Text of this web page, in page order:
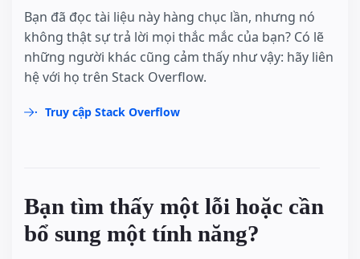
Bạn đã đọc tài liệu này hàng chục lần, nhưng nó
không thật sự trả lời mọi thắc mắc của bạn? Có lẽ
những người khác cũng cảm thấy như vậy: hãy liên
hệ với họ trên Stack Overflow.
Truy cập Stack Overflow
Bạn tìm thấy một lỗi hoặc cần
bổ sung một tính năng?